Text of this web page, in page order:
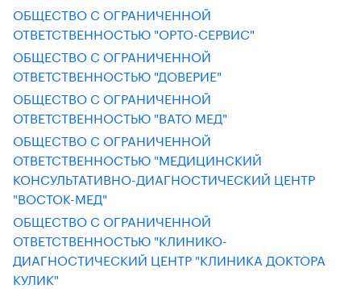
ОБЩЕСТВО С ОГРАНИЧЕННОЙ
ОТВЕТСТВЕННОСТЬЮ "ОРТО-СЕРВИС"
ОБЩЕСТВО С ОГРАНИЧЕННОЙ
ОТВЕТСТВЕННОСТЬЮ "ДОВЕРИЕ"
ОБЩЕСТВО С ОГРАНИЧЕННОЙ
ОТВЕТСТВЕННОСТЬЮ "ВАТО МЕД"
ОБЩЕСТВО С ОГРАНИЧЕННОЙ
ОТВЕТСТВЕННОСТЬЮ "МЕДИЦИНСКИЙ
КОНСУЛЬТАТИВНО-ДИАГНОСТИЧЕСКИЙ ЦЕНТР
"ВОСТОК-МЕД"
ОБЩЕСТВО С ОГРАНИЧЕННОЙ
ОТВЕТСТВЕННОСТЬЮ "КЛИНИКО-
ДИАГНОСТИЧЕСКИЙ ЦЕНТР "КЛИНИКА ДОКТОРА
КУЛИК"